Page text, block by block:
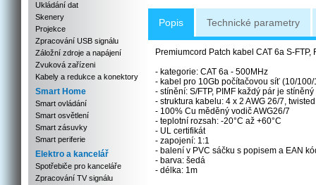
Ukládání dat
Skenery
Projekce
Zpracování USB signálu
Záložní zdroje a napájení
Zvuková zařízeni
Kabely a redukce a konektory
Smart Home
Smart ovládání
Smart osvětlení
Smart zásuvky
Smart periferie
Elektro a kancelář
Spotřebiče pro kanceláře
Zpracování TV signálu
Popis Technické parametry
Premiumcord Patch kabel CAT 6a S-
- kategorie: CAT 6a - 500MHz
- kabel pro 10Gb počítačovou síť (10/
- stínění: S/FTP, PIMF každý pár je
- struktura kabelu: 4 x 2 AWG 26/7,
- 100% Cu měděný vodič AWG26/7
- teplotní rozsah: -20°C až +60°C
- UL certifikát
- zapojení: 1:1
- balení v PVC sáčku s popisem a EAN
- barva: šedá
- délka: 1m